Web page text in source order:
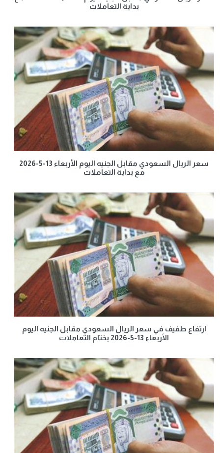
بداية التعاملات
سعر الريال السعودي مقابل الجنيه اليوم الأربعاء 13-5-2026
مع بداية التعاملات
ارتفاع طفيف في سعر الريال السعودي مقابل الجنيه اليوم
الأربعاء 13-5-2026 بختام التعاملات